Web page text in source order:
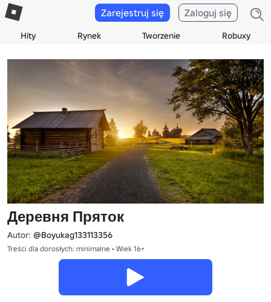
Hity Rynek Tworzenie Robuxy
Zarejestruj się Zaloguj się
Деревня Пряток
Autor: @Boyukag133113356
Treści dla dorosłych: minimalne • Wiek 16+